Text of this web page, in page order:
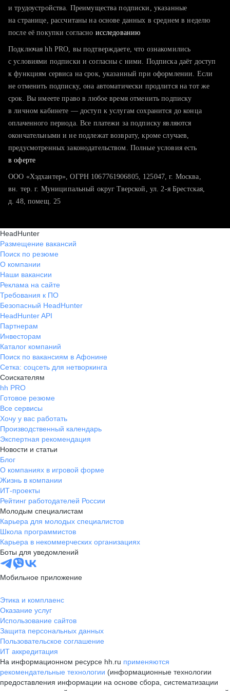
тратите много времени на поиск и вручную поднимаете
хотите сравнить себя с конкурентами и оценить шансы
и трудоустройства. Преимущества подписки, указанные
на странице, рассчитаны на основе данных в среднем в неделю
после её покупки согласно исследованию
Подключая hh PRO, вы подтверждаете, что ознакомились
с условиями подписки и согласны с ними. Подписка даёт доступ
к функциям сервиса на срок, указанный при оформлении. Если
не отменить подписку, она автоматически продлится на тот же
срок. Вы имеете право в любое время отменить подписку
в личном кабинете — доступ к услугам сохранится до конца
оплаченного периода. Все платежи за подписку являются
окончательными и не подлежат возврату, кроме случаев,
предусмотренных законодательством. Полные условия есть
в оферте
ООО «Хэдхантер», ОГРН 1067761906805, 125047, г. Москва,
вн. тер. г. Муниципальный округ Тверской, ул. 2-я Брестская,
д. 48, помещ. 25
HeadHunter
Размещение вакансий
Поиск по резюме
О компании
Наши вакансии
Реклама на сайте
Требования к ПО
Безопасный HeadHunter
HeadHunter API
Партнерам
Инвесторам
Каталог компаний
Поиск по вакансиям в Афонине
Сетка: соцсеть для нетворкинга
Соискателям
hh PRO
Готовое резюме
Все сервисы
Хочу у вас работать
Производственный календарь
Экспертная рекомендация
Новости и статьи
Блог
О компаниях в игровой форме
Жизнь в компании
ИТ-проекты
Рейтинг работодателей России
Молодым специалистам
Карьера для молодых специалистов
Школа программистов
Карьера в некоммерческих организациях
Боты для уведомлений
Мобильное приложение
Этика и комплаенс
Оказание услуг
Использование сайтов
Защита персональных данных
Пользовательское соглашение
ИТ аккредитация
На информационном ресурсе hh.ru применяются
рекомендательные технологии (информационные технологии
предоставления информации на основе сбора, систематизации